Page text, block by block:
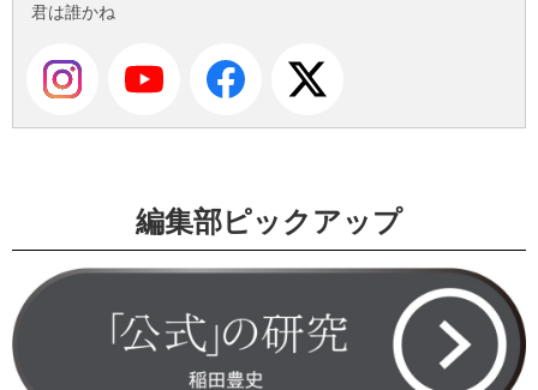
君は誰かね
編集部ピックアップ